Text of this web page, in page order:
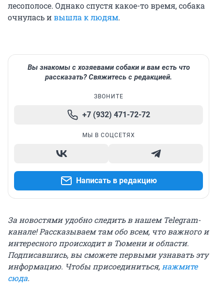
лесополосе. Однако спустя какое-то время, собака
очнулась ивышла к людям.
Вы знакомы с хозяевами собаки и вам есть что
рассказать? Свяжитесь с редакцией.
ЗВОНИТЕ
+7 (932) 471-72-72
МЫ В СОЦСЕТЯХ
Написать в редакцию
За новостями удобно следить в нашем Telegram-
канале! Рассказываем там обо всем, что важного и
интересного происходит в Тюмени и области.
Подписавшись, вы сможете первыми узнавать эту
информацию. Чтобы присоединиться, нажмите
сюда.